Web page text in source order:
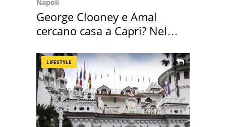
Napoli
George Clooney e Amal
cercano casa a Capri? Nel
LIFESTYLE